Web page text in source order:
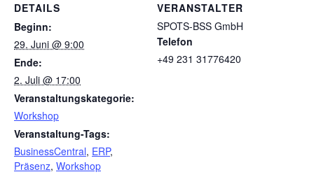
DETAILS
Beginn:
29. Juni @ 9:00
Ende:
2. Juli @ 17:00
Veranstaltungskategorie:
Workshop
Veranstaltung-Tags:
BusinessCentral, ERP,
Präsenz, Workshop
VERANSTALTER
SPOTS-BSS GmbH
Telefon
+49 231 31776420